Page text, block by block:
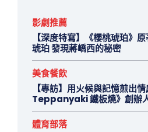
影劇推薦
【深度特寫】《櫻桃琥珀》
琥珀 發現蔣嶠西的秘密
美食餐飲
【專訪】用火候與記憶煎出
Teppanyaki 鐵板燒》創辦
體育部落